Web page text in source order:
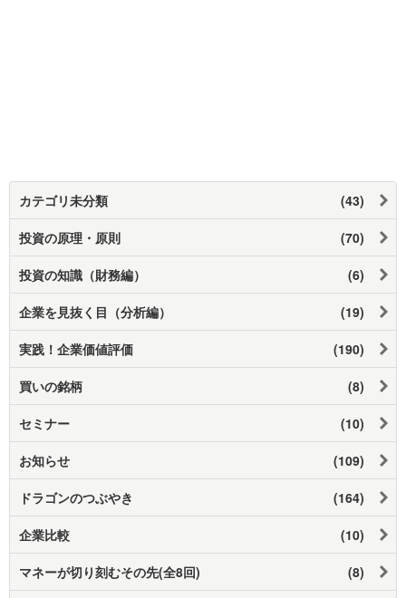
カテゴリ未分類 (43)
投資の原理・原則 (70)
投資の知識（財務編） (6)
企業を見抜く目（分析編） (19)
実践！企業価値評価 (190)
買いの銘柄 (8)
セミナー (10)
お知らせ (109)
ドラゴンのつぶやき (164)
企業比較 (10)
マネーが切り刻むその先(全8回) (8)